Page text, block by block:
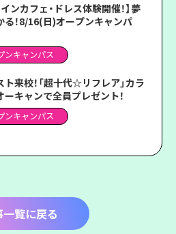
ンカフェ・ドレス体験開催！】夢
る！8/16(日)オープンキャンパ
ンキャンパス
来校！「超十代☆リフレア」カラ
ーキャンで全員プレゼント！
ンキャンパス
覧に戻る